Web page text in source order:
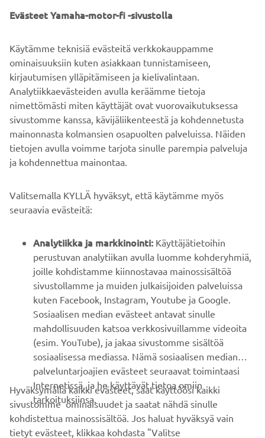
Liiketoiminnan
Ohjelmistokehitys, käyttö ja
LISÄÄ UUTISIA
B2B
YAMAHA MUUALLA
ASIAKASTUKI
UUTISKIRJE
Ole ensimmäinen, joka kuulee uusimmista tarjouksista,
erikoistapahtumista, uusista julkaisuista ja paljon muuta...
TILAA
Evästeet Yamaha-motor-fi -sivustolla
Käytämme teknisiä evästeitä verkkokauppamme
ominaisuuksiin kuten asiakkaan tunnistamiseen,
kirjautumisen ylläpitämiseen ja kielivalintaan.
Analytiikkaevästeiden avulla keräämme tietoja
nimettömästi miten käyttäjät ovat vuorovaikutuksessa
sivustomme kanssa, kävijäliikenteestä ja kohdennetusta
mainonnasta kolmansien osapuolten palveluissa. Näiden
tietojen avulla voimme tarjota sinulle parempia palveluja
ja kohdennettua mainontaa.
Valitsemalla KYLLÄ hyväksyt, että käytämme myös
seuraavia evästeitä:
Analytiikka ja markkinointi: Käyttäjätietoihin
perustuvan analytiikan avulla luomme kohderyhmiä,
joille kohdistamme kiinnostavaa mainossisältöä
sivustollamme ja muiden julkaisijoiden palveluissa
kuten Facebook, Instagram, Youtube ja Google.
Sosiaalisen median evästeet antavat sinulle
mahdollisuuden katsoa verkkosivuillamme videoita
(esim. YouTube), ja jakaa sivustomme sisältöä
sosiaalisessa mediassa. Nämä sosiaalisen median
palveluntarjoajien evästeet seuraavat toimintaasi
Internetissä, ja he käyttävät tietoa omiin
tarkoituksiinsa.
Hyväksymällä kaikki evästeet, saat käyttöösi kaikki
sivustomme ominaisuudet ja saatat nähdä sinulle
kohdistettua mainossisältöä. Jos haluat hyväksyä vain
tietyt evästeet, klikkaa kohdasta "Valitse